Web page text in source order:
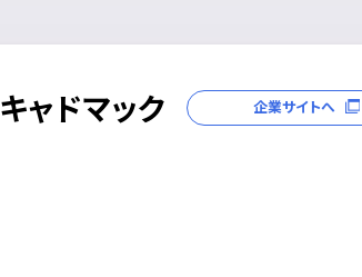
キャドマック 企業サイトへ